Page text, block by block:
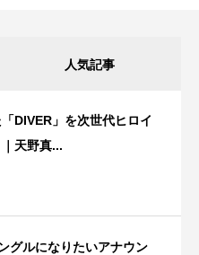
人気記事
DIVER」を次世代ヒロイ
天野真...
グルになりたいアナウン